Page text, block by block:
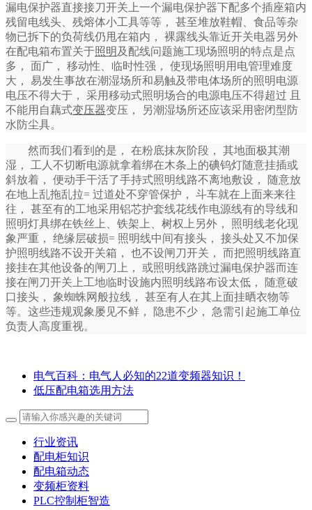
漏电保护器直接接刀开关上一个漏电保护器下配多个插座箱内
残留电线头、残熔体小工具等等， 甚至堆放鞋帽、食品等杂
物已拆下的负荷线仍甩在箱内， 裸露线头靠近开关电器另外
在配电箱布置关于照明 及配线问题施工现场照明的特点是点
多， 面广， 移动性、临时性强， 使现场照明用电管理难度
大， 易发生事故在潮湿场所和易触及带电体场所的照明电源
电压不得大于， 采用移动式照明场合的电源电压不得超过 且
不能用自藕式变压器变压， 另潮湿场所还应该采用密闭型防
水防尘具。
然而我们看到的是， 在粉底抹灰阶段， 其地面极其潮
湿， 工人不切断电源就拿着绑在木条上的碘钨灯随意挂插或
斜放着， 便动手干活了手持式照明线路不离地敷设， 随意放
在地上乱拖乱拉= 过道处不穿管保护， 斗车就在上面来来往
往， 甚至有的工地采用铝芯护套线花线作电源线有的导线和
照明灯具绑在铁丝上、铁架上、树权上另外， 照明线老化现
象严重， 绝缘层破损= 照明线中间有接头， 接头处又不加保
护照明线路不设开关箱， 也不设闸刀开关， 而把照明线路直
接挂在其他设备的闸刀上， 或照明线路跳过漏电保护器而连
接在闸刀开关上工地临时设施内照明线路布设太低， 随意破
口接头， 象蜘蛛网般拉线， 甚至有人在其上面挂晒衣物等
等。这些违规观象屡见不鲜， 隐患不少， 急需引起施工单位
负责人高度重视。
电气百科：电气人必知的22道变频器知识！
低压配电箱选用方法
行业资讯
配电柜知识
配电箱动态
变频柜资料
PLC控制柜智造